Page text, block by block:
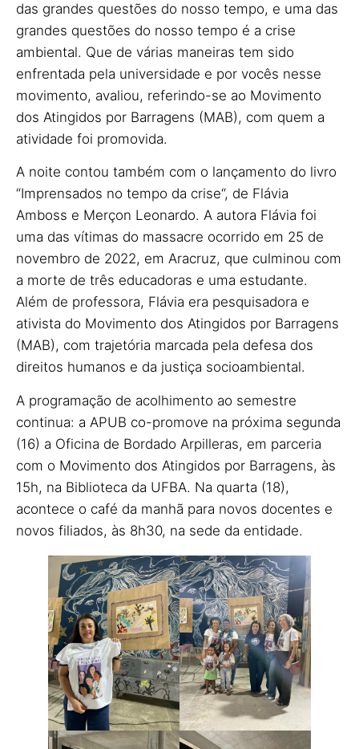
das grandes questões do nosso tempo, e uma das
grandes questões do nosso tempo é a crise
ambiental. Que de várias maneiras tem sido
enfrentada pela universidade e por vocês nesse
movimento, avaliou, referindo-se ao Movimento
dos Atingidos por Barragens (MAB), com quem a
atividade foi promovida.
A noite contou também com o lançamento do livro
“Imprensados no tempo da crise“, de Flávia
Amboss e Merçon Leonardo. A autora Flávia foi
uma das vítimas do massacre ocorrido em 25 de
novembro de 2022, em Aracruz, que culminou com
a morte de três educadoras e uma estudante.
Além de professora, Flávia era pesquisadora e
ativista do Movimento dos Atingidos por Barragens
(MAB), com trajetória marcada pela defesa dos
direitos humanos e da justiça socioambiental.
A programação de acolhimento ao semestre
continua: a APUB co-promove na próxima segunda
(16) a Oficina de Bordado Arpilleras, em parceria
com o Movimento dos Atingidos por Barragens, às
15h, na Biblioteca da UFBA. Na quarta (18),
acontece o café da manhã para novos docentes e
novos filiados, às 8h30, na sede da entidade.